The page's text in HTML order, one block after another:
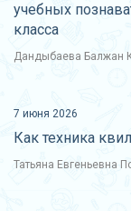
учебных
класса
Дандыбаева Балжан
7 июня 2026
Как техника
Татьяна Евгеньевна